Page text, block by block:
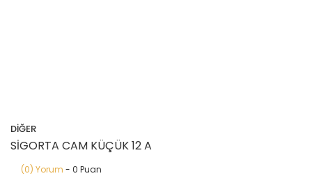
DİĞER
SİGORTA CAM KÜÇÜK 12 A
(0) Yorum - 0 Puan